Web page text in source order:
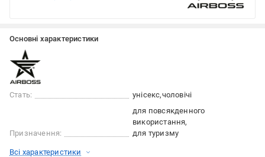
Основні характеристики
Стать: унісекс чоловічі
Призначення:
для повсякденного
використання
для туризму
Всі характеристики